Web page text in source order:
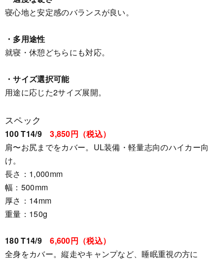
寝心地と安定感のバランスが良い。
・多用途性
就寝・休憩どちらにも対応。
・サイズ選択可能
用途に応じた2サイズ展開。
スペック
100 T14/93,850円（税込）
肩〜お尻までをカバー。UL装備・軽量志向のハイカー向
け。
長さ：1,000mm
幅：500mm
厚さ：14mm
重量：150g
180 T14/96,600円（税込）
全身をカバー。縦走やキャンプなど、睡眠重視の方に